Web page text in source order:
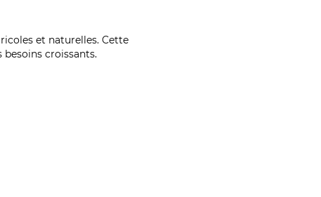
et naturelles. Cette
croissants.